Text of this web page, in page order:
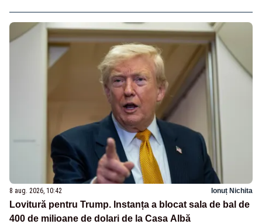
8 aug. 2026, 10:42 Ionuț Nichita
Lovitură pentru Trump. Instanța a blocat sala de bal de
400 de milioane de dolari de la Casa Albă